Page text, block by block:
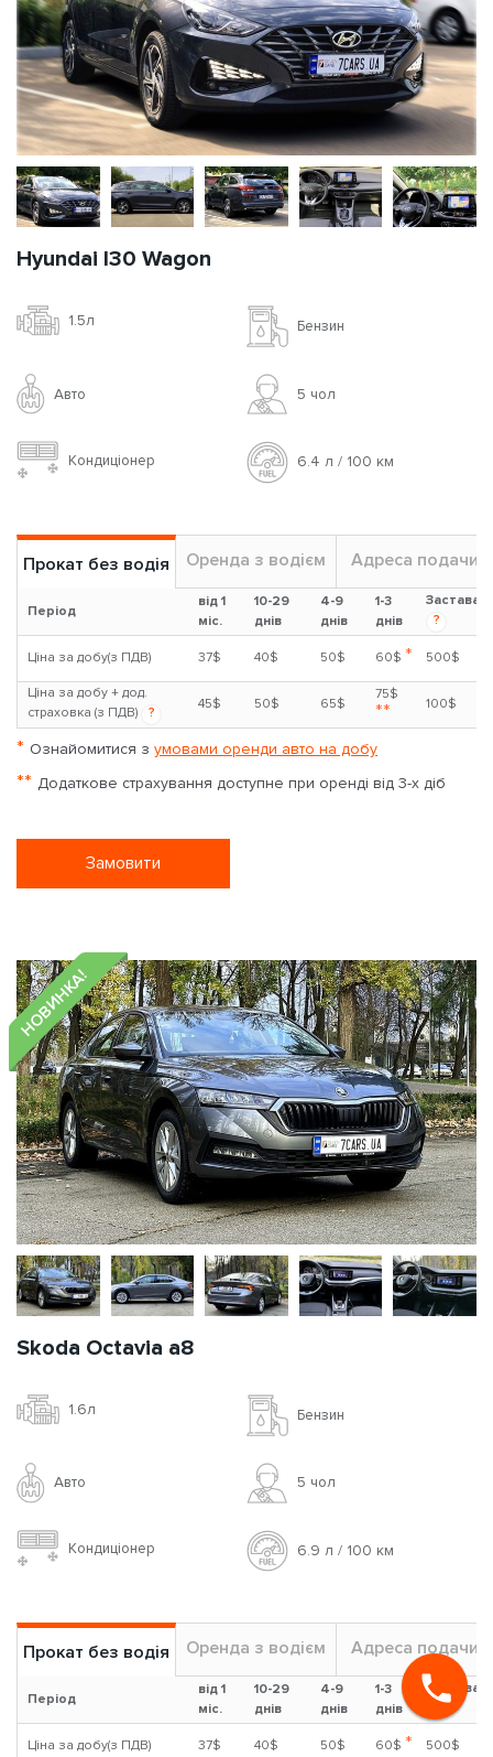
Hyundai I30 Wagon
1.5л Бензин
Авто 5 чoл
Кондиціонер 6.4 л / 100 км
Прокат без водія Оренда з водієм Адреса подачи
Період
від 1
міс.
10-29
днів
4-9
днів
1-3
днів
Застава
?
Ціна за добу(з ПДВ) 37$ 40$ 50$ 60$ * 500$
Ціна за добу + дод.
страховка (з ПДВ)
?
45$ 50$ 65$
75$
** 100$
* Ознайомитися з умовами оренди авто на добу
** Додаткове страхування доступне при оренді від 3-х діб
Замовити
НОВИНКА!
Skoda Octavia a8
1.6л Бензин
Авто 5 чoл
Кондиціонер 6.9 л / 100 км
Прокат без водія Оренда з водієм Адреса подачи
Період
від 1
міс.
10-29
днів
4-9
днів
1-3
днів
Застава
Ціна за добу(з ПДВ) 37$ 40$ 50$ 60$ * 500$